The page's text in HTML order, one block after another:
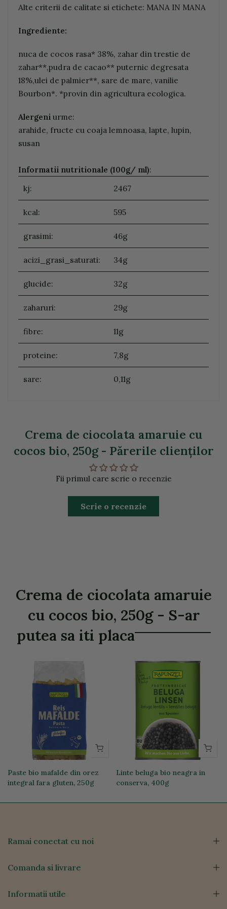
Alte criterii de calitate si etichete: MANA IN MANA
Ingrediente:
nuca de cocos rasa* 38%, zahar din trestie de
zahar**,pudra de cacao** puternic degresata
18%,ulei de palmier**, sare de mare, vanilie
Bourbon*. *provin din agricultura ecologica.
Alergeni urme:
arahide, fructe cu coaja lemnoasa, lapte, lupin,
susan
Informatii nutritionale (100g/ ml):
kj:
2467
kcal: 595
grasimi: 46g
acizi_grasi_saturati: 34g
glucide: 32g
zaharuri: 29g
fibre: 11g
proteine: 7,8g
sare: 0,11g
Crema de ciocolata amaruie cu
cocos bio, 250g - Părerile clienţilor
Fii primul care scrie o recenzie
Scrie o recenzie
Crema de ciocolata amaruie
cu cocos bio, 250g - S-ar
putea sa iti placa
Paste bio mafalde din orez
integral fara gluten, 250g
Linte beluga bio neagra in
conserva, 400g
Ramai conectat cu noi
Comanda si livrare
Informatii utile